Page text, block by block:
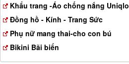
Khẩu trang -Áo chống nắng Uniqlo
Đồng hồ - Kính - Trang Sức
Phụ nữ mang thai-cho con bú
Bikini Bãi biển